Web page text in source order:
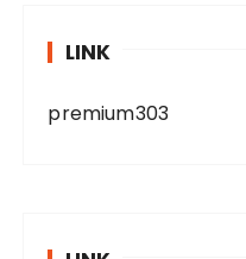
LINK
premium303